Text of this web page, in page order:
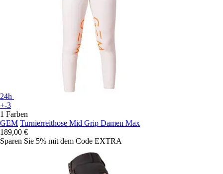
24h
+-3
1 Farben
GEM Turnierreithose Mid Grip Damen Max
189,00 €
Sparen Sie 5% mit dem Code EXTRA